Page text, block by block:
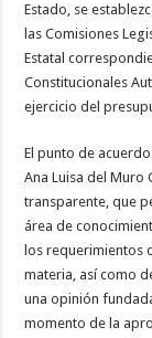
Estado, se
las Comisiones
Estatal
Constitucionales
ejercicio del
El punto de
Ana Luisa del Muro
transparente, que
área de
los requerimientos
materia, así como
una opinión
momento de la